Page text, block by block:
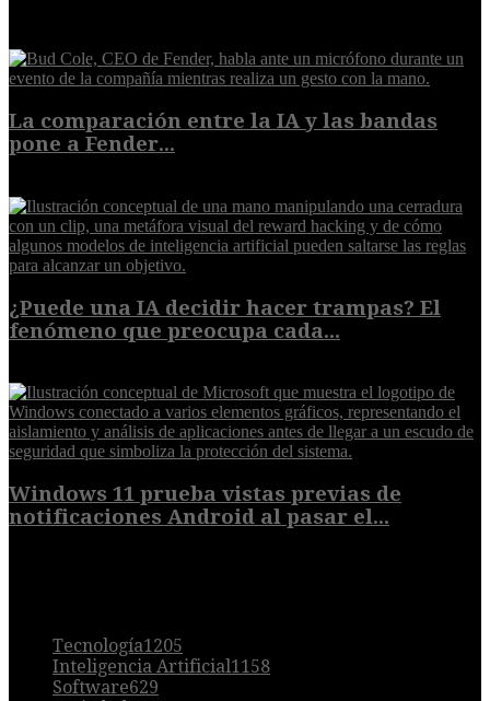
La comparación entre la IA y las bandas
pone a Fender...
¿Puede una IA decidir hacer trampas? El
fenómeno que preocupa cada...
Windows 11 prueba vistas previas de
notificaciones Android al pasar el...
Tecnología1205
Inteligencia Artificial1158
Software629